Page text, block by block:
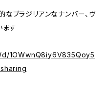
ブラジリアンなナンバー、ヴ
ます
1OWwnQ8iy6V835Qoy5